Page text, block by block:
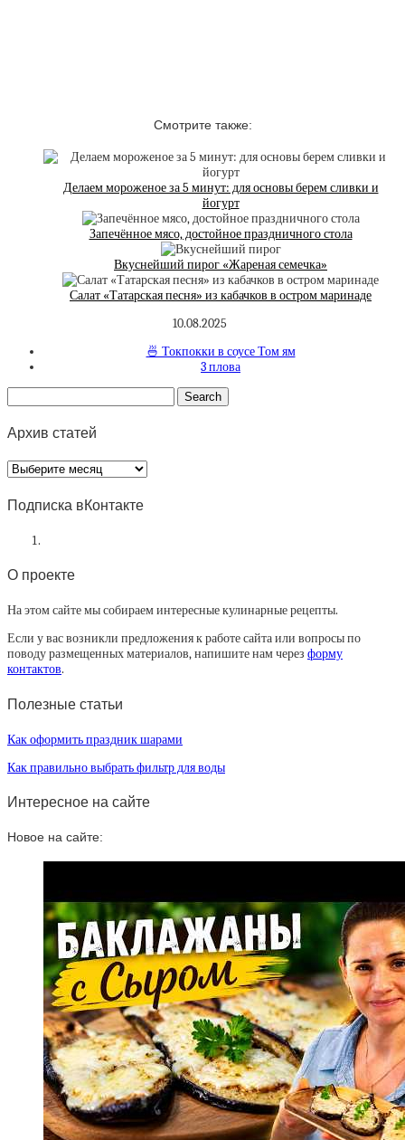
Смотрите также:
Делаем мороженое за 5 минут: для основы берем сливки и
йогурт
Запечённое мясо, достойное праздничного стола
Вкуснейший пирог «Жареная семечка»
Салат «Татарская песня» из кабачков в остром маринаде
10.08.2025
🍜 Токпокки в соусе Том ям
3 плова
Архив статей
Архив
статей
Подписка вКонтакте
О проекте
На этом сайте мы собираем интересные кулинарные рецепты.
Если у вас возникли предложения к работе сайта или вопросы по
поводу размещенных материалов, напишите нам через форму
контактов.
Полезные статьи
Как оформить праздник шарами
Как правильно выбрать фильтр для воды
Интересное на сайте
Новое на сайте: